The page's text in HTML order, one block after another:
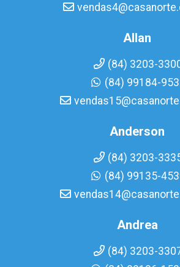
Allan
(84) 3203-
(84) 99184-
Anderson
(84) 3203-
(84) 99135-
Andrea
(84) 3203-